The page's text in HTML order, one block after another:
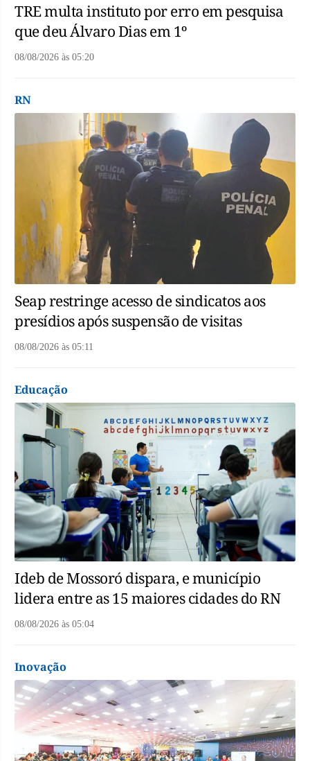
TRE multa instituto por erro em pesquisa
que deu Álvaro Dias em 1º
08/08/2026 às 05:20
RN
Seap restringe acesso de sindicatos aos
presídios após suspensão de visitas
08/08/2026 às 05:11
Educação
Ideb de Mossoró dispara, e município
lidera entre as 15 maiores cidades do RN
08/08/2026 às 05:04
Inovação